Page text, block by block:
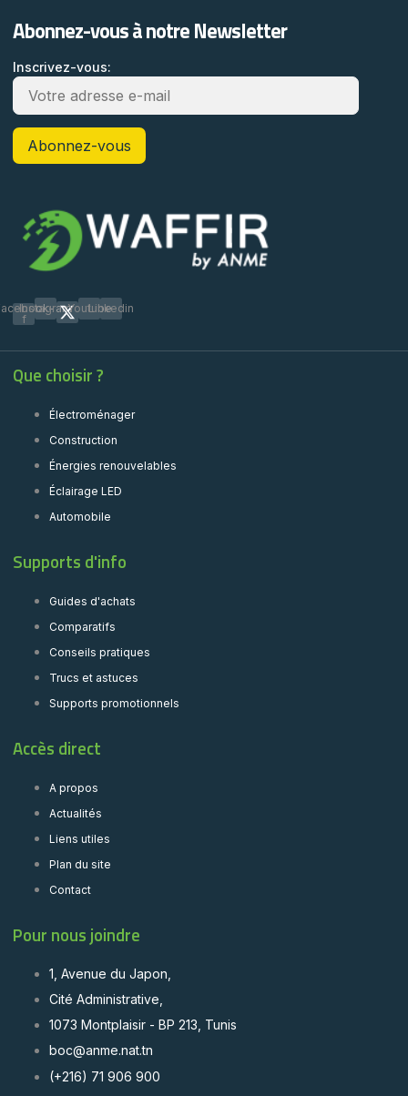
Abonnez-vous à notre Newsletter
Inscrivez-vous:
f
InstagramYoutubeLinkedin
Que choisir ?
Électroménager
Construction
Énergies renouvelables
Éclairage LED
Automobile
Supports d'info
Guides d'achats
Comparatifs
Conseils pratiques
Trucs et astuces
Supports promotionnels
Accès direct
A propos
Actualités
Liens utiles
Plan du site
Contact
Pour nous joindre
1, Avenue du Japon,
Cité Administrative,
1073 Montplaisir - BP 213, Tunis
boc@anme.nat.tn
(+216) 71 906 900